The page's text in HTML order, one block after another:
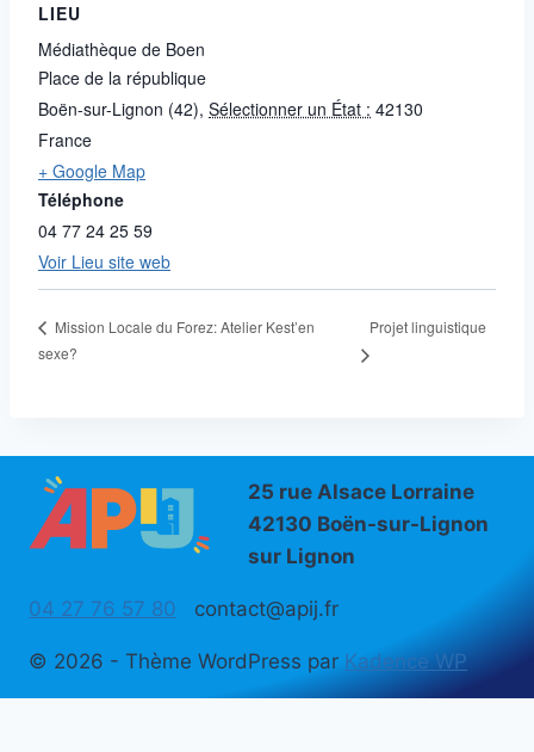
LIEU
Médiathèque de Boen
Place de la république
Boën-sur-Lignon (42), Sélectionner un État : 42130
France
+ Google Map
Téléphone
04 77 24 25 59
Voir Lieu site web
Mission Locale du Forez: Atelier Kest’en
sexe?
Projet linguistique
25 rue Alsace Lorraine
42130 Boën-sur-Lignon
sur Lignon
04 27 76 57 80 contact@apij.fr
© 2026 - Thème WordPress par Kadence WP